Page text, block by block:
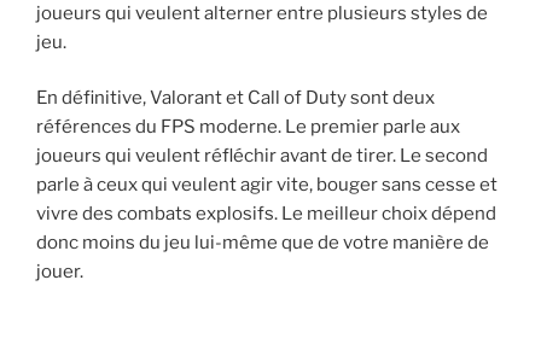
joueurs qui veulent alterner entre plusieurs styles de
jeu.
En définitive, Valorant et Call of Duty sont deux
références du FPS moderne. Le premier parle aux
joueurs qui veulent réfléchir avant de tirer. Le second
parle à ceux qui veulent agir vite, bouger sans cesse et
vivre des combats explosifs. Le meilleur choix dépend
donc moins du jeu lui-même que de votre manière de
jouer.